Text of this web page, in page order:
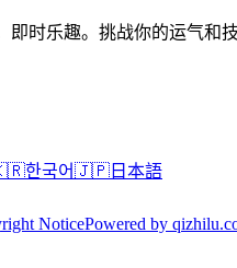
时乐趣。挑战你的运气和技
한국어🇯🇵 日本語
NoticePowered by